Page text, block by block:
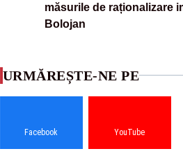
măsurile de raționalizare
Bolojan
URMĂREȘTE-NE PE
Facebook YouTube